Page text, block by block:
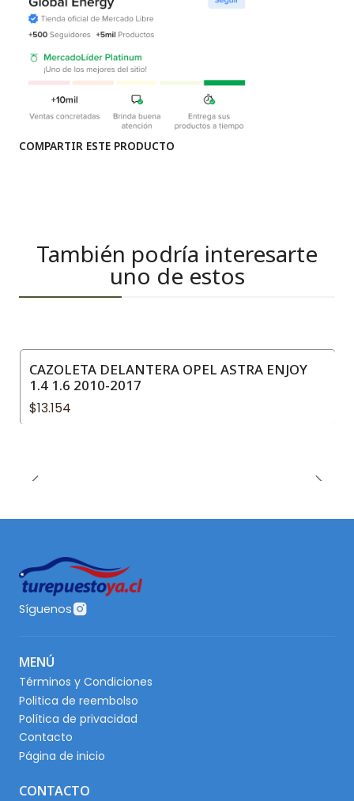
COMPARTIR ESTE PRODUCTO
También podría interesarte
uno de estos
CAZOLETA DELANTERA OPEL ASTRA ENJOY
1.4 1.6 2010-2017
$13.154
Síguenos
MENÚ
Términos y Condiciones
Politica de reembolso
Política de privacidad
Contacto
Página de inicio
CONTACTO